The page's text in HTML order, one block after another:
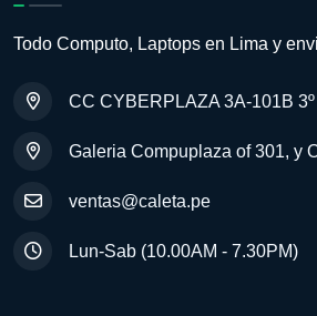
Todo Computo, Laptops en Lima y
CC CYBERPLAZA 3A-101B
Galeria Compuplaza of 301, y
ventas@caleta.pe
Lun-Sab (10.00AM - 7.30PM)